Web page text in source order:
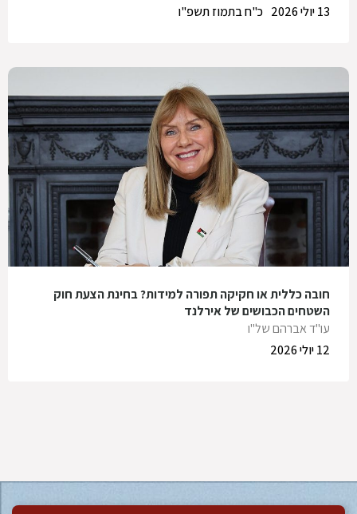
כ"ח בתמוז תשפ"ו
13 יולי 2026
חובה כללית או חקיקה תפורה למידות? בחינת הצעת חוק
השטחים הכבושים של אירלנד
עו"ד אברהם של"ו
12 יולי 2026